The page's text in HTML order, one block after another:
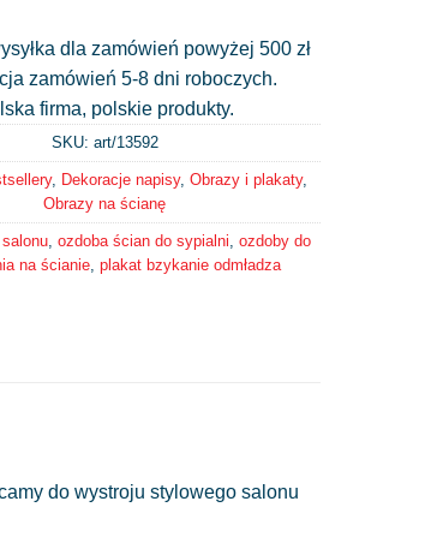
dla zamówień powyżej 500 zł
zamówień 5-8 dni roboczych.
firma, polskie produkty.
SKU: art/13592
, Dekoracje napisy, Obrazy i plakaty,
Obrazy na ścianę
, ozdoba ścian do sypialni ozdoby do
na ścianie, plakat bzykanie odmładza
do wystroju stylowego salonu